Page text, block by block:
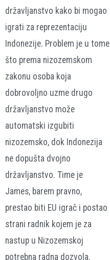
državljanstvo kako bi mogao
igrati za reprezentaciju
Indonezije. Problem je u tome
što prema nizozemskom
zakonu osoba koja
dobrovoljno uzme drugo
državljanstvo može
automatski izgubiti
nizozemsko, dok Indonezija
ne dopušta dvojno
državljanstvo. Time je
James, barem pravno,
prestao biti EU igrač i postao
strani radnik kojem je za
nastup u Nizozemskoj
potrebna radna dozvola.